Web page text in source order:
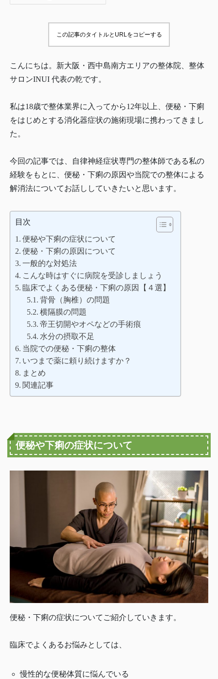
この記事のタイトルとURLをコピーする
こんにちは。新大阪・西中島南方エリアの整体院、整体
サロンINUI 代表の乾です。
私は18歳で整体業界に入ってから12年以上、便秘・下痢
をはじめとする消化器症状の施術現場に携わってきまし
た。
今回の記事では、自律神経症状専門の整体師である私の
経験をもとに、便秘・下痢の原因や当院での整体による
解消法についてお話ししていきたいと思います。
目次
便秘や下痢の症状について
便秘・下痢の原因について
一般的な対処法
こんな時はすぐに病院を受診しましょう
臨床でよくある便秘・下痢の原因【４選】
背骨（胸椎）の問題
横隔膜の問題
帝王切開やオペなどの手術痕
水分の摂取不足
当院での便秘・下痢の整体
いつまで薬に頼り続けますか？
まとめ
関連記事
便秘や下痢の症状について
便秘・下痢の症状についてご紹介していきます。
臨床でよくあるお悩みとしては、
慢性的な便秘体質に悩んでいる